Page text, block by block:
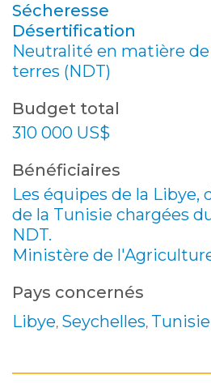
Sécheresse
Désertification
Neutralité en matière
terres (NDT)
Budget total
310 000 US$
Bénéficiaires
Les équipes de la Libye,
de la Tunisie chargées
NDT.
Ministère de
Pays concernés
Libye, Seychelles, Tunisie